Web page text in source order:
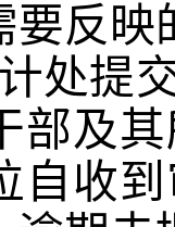
要反
处提
部及
自收